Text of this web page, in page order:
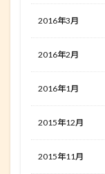
2016年3月
2016年2月
2016年1月
2015年12月
2015年11月